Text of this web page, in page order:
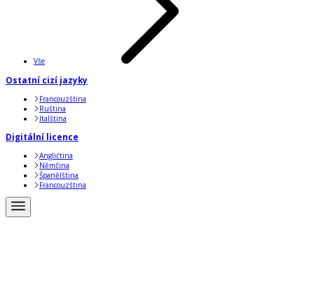
Vše
Ostatní cizí jazyky
Francouzština
Ruština
Italština
Digitální licence
Angličtina
Němčina
Španělština
Francouzština